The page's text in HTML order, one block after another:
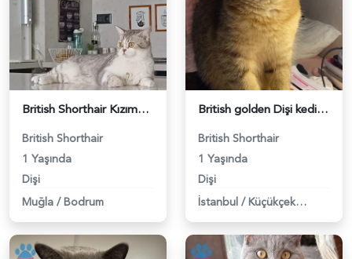
British Shorthair Kızıma Eş Arıyorum - 118984698
British Shorthair
1 Yaşında
Dişi
Muğla / Bodrum
British golden Dişi kedime eş arıyorum - 118984688
British Shorthair
1 Yaşında
Dişi
İstanbul / Küçükçekmece